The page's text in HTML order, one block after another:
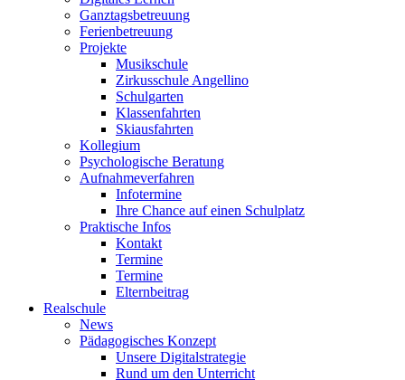
Ganztagsbetreuung
Ferienbetreuung
Projekte
Musikschule
Zirkusschule Angellino
Schulgarten
Klassenfahrten
Skiausfahrten
Kollegium
Psychologische Beratung
Aufnahmeverfahren
Infotermine
Ihre Chance auf einen Schulplatz
Praktische Infos
Kontakt
Termine
Termine
Elternbeitrag
Realschule
News
Pädagogisches Konzept
Unsere Digitalstrategie
Rund um den Unterricht